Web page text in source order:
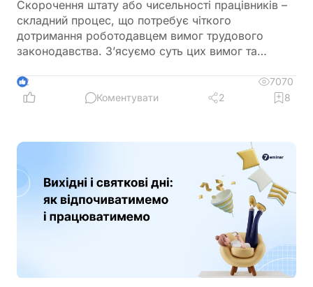
Скорочення штату або чисельності працівників –
складний процес, що потребує чіткого
дотримання роботодавцем вимог трудового
законодавства. З’ясуємо суть цих вимог та
роботодавця у разі звільнення працівників під час
процедури скорочення штату або чисельності
2
7070
Коментувати
2 8